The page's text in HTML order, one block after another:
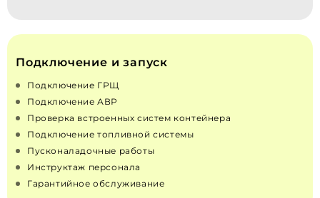
Подключение и запуск
Подключение ГРЩ
Подключение АВР
Проверка встроенных систем контейнера
Подключение топливной системы
Пусконаладочные работы
Инструктаж персонала
Гарантийное обслуживание